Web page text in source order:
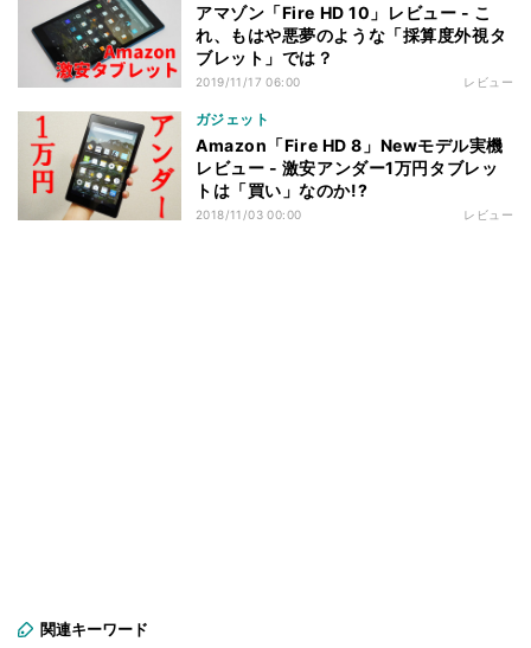
アマゾン「Fire HD 10」レビュー - こ
れ、もはや悪夢のような「採算度外視タ
ブレット」では？
2019/11/17 06:00 レビュー
ガジェット
Amazon「Fire HD 8」Newモデル実機
レビュー - 激安アンダー1万円タブレッ
トは「買い」なのか!?
2018/11/03 00:00 レビュー
関連キーワード